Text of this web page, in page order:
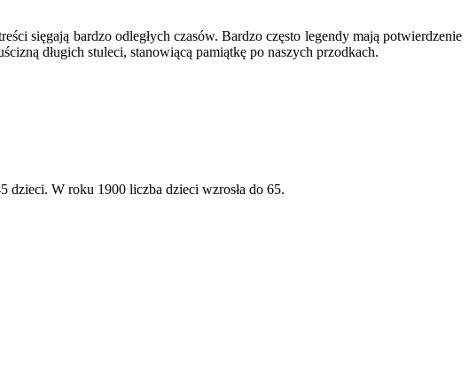
sięgają bardzo odległych czasów. Bardzo często legendy mają potwierdzenie
długich stuleci, stanowiącą pamiątkę po naszych przodkach.
dzieci. W roku 1900 liczba dzieci wzrosła do 65.